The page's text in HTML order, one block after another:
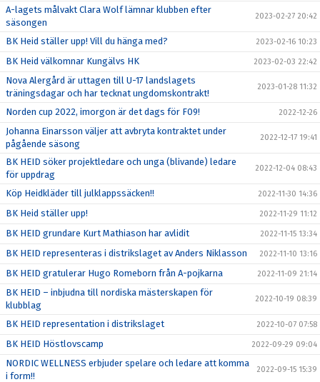
A-lagets målvakt Clara Wolf lämnar klubben efter
säsongen
2023-02-27 20:42
BK Heid ställer upp! Vill du hänga med? 2023-02-16 10:23
BK Heid välkomnar Kungälvs HK 2023-02-03 22:42
Nova Alergård är uttagen till U-17 landslagets
träningsdagar och har tecknat ungdomskontrakt!
2023-01-28 11:32
Norden cup 2022, imorgon är det dags för F09! 2022-12-26
Johanna Einarsson väljer att avbryta kontraktet under
pågående säsong
2022-12-17 19:41
BK HEID söker projektledare och unga (blivande) ledare
för uppdrag
2022-12-04 08:43
Köp Heidkläder till julklappssäcken!! 2022-11-30 14:36
BK Heid ställer upp! 2022-11-29 11:12
BK HEID grundare Kurt Mathiason har avlidit 2022-11-15 13:34
BK HEID representeras i distrikslaget av Anders Niklasson 2022-11-10 13:16
BK HEID gratulerar Hugo Romeborn från A-pojkarna 2022-11-09 21:14
BK HEID – inbjudna till nordiska mästerskapen för
klubblag
2022-10-19 08:39
BK HEID representation i distrikslaget 2022-10-07 07:58
BK HEID Höstlovscamp 2022-09-29 09:04
NORDIC WELLNESS erbjuder spelare och ledare att komma
i form!!
2022-09-15 15:39